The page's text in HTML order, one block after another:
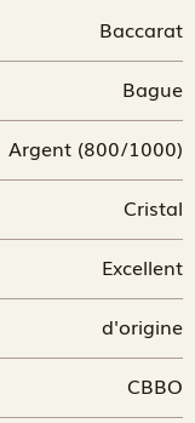
Baccarat
Bague
Argent (800/1000)
Cristal
Excellent
d'origine
CBBO